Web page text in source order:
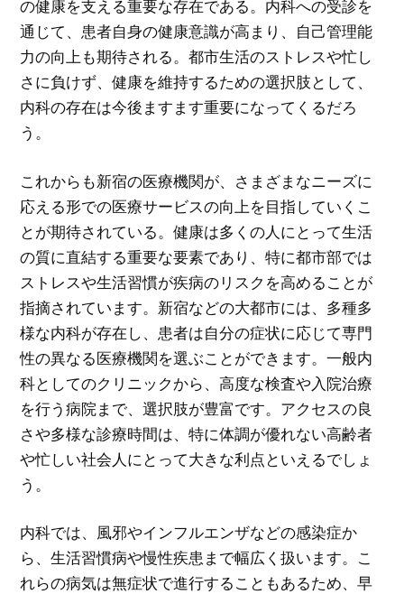
の健康を支える重要な存在である。内科への受診を
通じて、患者自身の健康意識が高まり、自己管理能
力の向上も期待される。都市生活のストレスや忙し
さに負けず、健康を維持するための選択肢として、
内科の存在は今後ますます重要になってくるだろ
う。
これからも新宿の医療機関が、さまざまなニーズに
応える形での医療サービスの向上を目指していくこ
とが期待されている。健康は多くの人にとって生活
の質に直結する重要な要素であり、特に都市部では
ストレスや生活習慣が疾病のリスクを高めることが
指摘されています。新宿などの大都市には、多種多
様な内科が存在し、患者は自分の症状に応じて専門
性の異なる医療機関を選ぶことができます。一般内
科としてのクリニックから、高度な検査や入院治療
を行う病院まで、選択肢が豊富です。アクセスの良
さや多様な診療時間は、特に体調が優れない高齢者
や忙しい社会人にとって大きな利点といえるでしょ
う。
内科では、風邪やインフルエンザなどの感染症か
ら、生活習慣病や慢性疾患まで幅広く扱います。こ
れらの病気は無症状で進行することもあるため、早